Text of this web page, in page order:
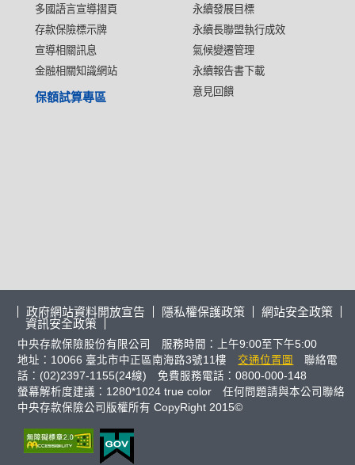
多國語言宣導摺頁
存款保險標示牌
宣導相關訊息
金融相關知識網站
永續發展目標
永續長聯盟執行成效
氣候變遷管理
永續報告書下載
意見回饋
保額試算專區
政府網站資料開放宣告 隱私權保護政策
網站安全政策
資訊安全政策
中央存款保險股份有限公司 服務時間：上午9:00至下午5:00
地址：10066 臺北市中正區南海路3號11樓
交通位置圖
聯絡電
話：(02)2397-1155(24線) 免費服務電話：0800-000-148
螢幕解析度建議：1280*1024 true color 任何問題請與本公司聯絡
中央存款保險公司版權所有 CopyRight 2015©